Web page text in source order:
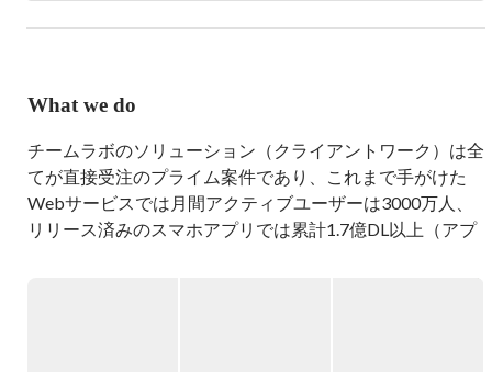
What we do
チームラボのソリューション（クライアントワーク）は全
てが直接受注のプライム案件であり、これまで手がけた
Webサービスでは月間アクティブユーザーは3000万人、
リリース済みのスマホアプリでは累計1.7億DL以上（アプ
案件も新たに多数受注しており、さらに規模を拡大する見